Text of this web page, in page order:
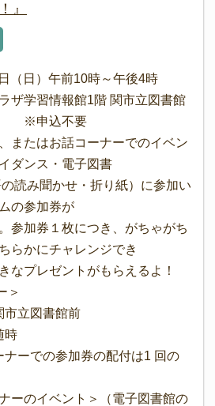
』
（日）午前10時～午後4時
ザ学習情報館1階 関市立図書館
※申込不要
またはお話コーナーでのイベン
ダンス・電子図書
み聞かせ・折り紙）に参加い
の参加券が
券１枚につき、がちゃがち
らかにチャレンジでき
レゼントがもらえるよ！
図書館前
の参加券の配付は1 回の
イベント＞（電子図書館の